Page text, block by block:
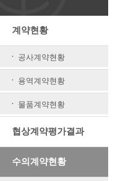
계약현황
공사계약현황
용역계약현황
물품계약현황
협상계약평가결과
수의계약현황